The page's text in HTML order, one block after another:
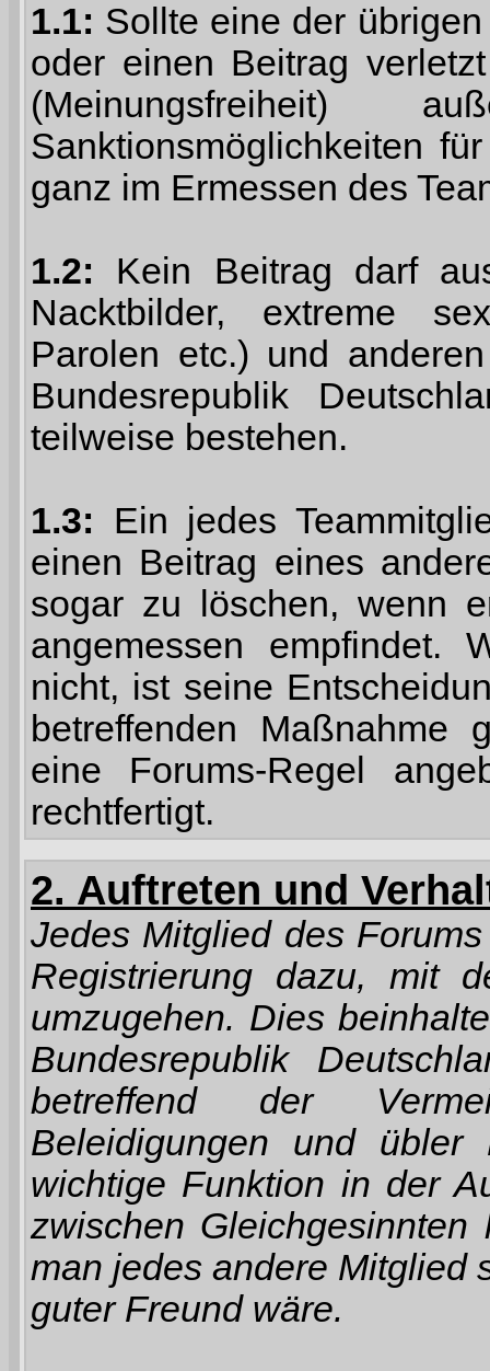
1.1: Sollte eine der
oder einen Beitrag
Sanktionsmöglichkeiten
ganz im Ermessen des
1.2: Kein Beitrag darf
Nacktbilder, extreme
Parolen etc.) und
Bundesrepublik
teilweise bestehen.
1.3: Ein jedes
einen Beitrag eines
sogar zu löschen, wenn
angemessen empfindet.
nicht, ist seine
betreffenden Maßnahme
eine Forums-Regel
rechtfertigt.
2. Auftreten und
Jedes Mitglied des
Registrierung dazu, mit
umzugehen. Dies
Bundesrepublik
betreffend der
Beleidigungen und
wichtige Funktion in der
zwischen
man jedes andere Mitglied
guter Freund wäre.